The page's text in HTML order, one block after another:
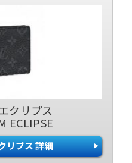
クリプス
ECLIPSE
リプス 詳細